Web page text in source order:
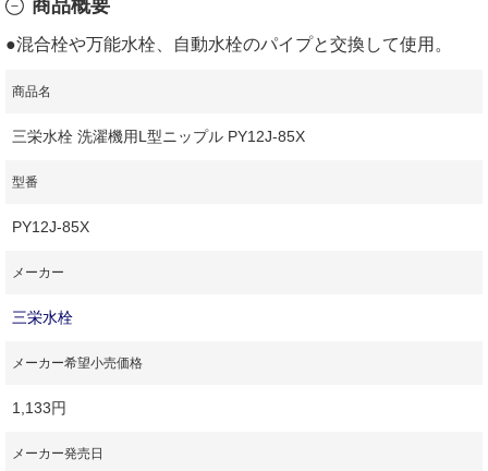
商品概要
●混合栓や万能水栓、自動水栓のパイプと交換して使用。
商品名
三栄水栓 洗濯機用L型ニップル PY12J‐85X
型番
PY12J‐85X
メーカー
三栄水栓
メーカー希望小売価格
1,133円
メーカー発売日